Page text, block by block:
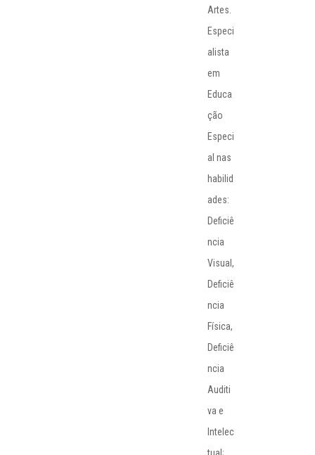
Artes.
Especi
alista
em
Educa
ção
Especi
al nas
habilid
ades:
Deficiê
ncia
Visual,
Deficiê
ncia
Física,
Deficiê
ncia
Auditi
va e
Intelec